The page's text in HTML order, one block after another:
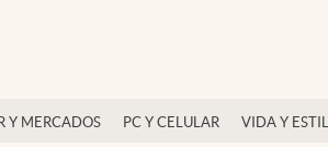
Y MERCADOS PC Y CELULAR VIDA Y